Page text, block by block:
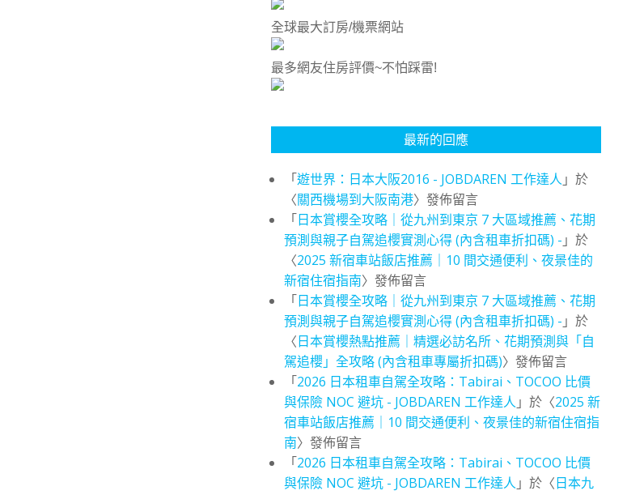
全球最大訂房/機票網站
最多網友住房評價~不怕踩雷!
最新的回應
「遊世界：日本大阪2016 - JOBDAREN 工作達人 」於
〈關西機場到大阪南港〉發佈留言
「日本賞櫻全攻略｜從九州到東京 7 大區域推薦、花期
預測與親子自駕追櫻實測心得 (內含租車折扣碼) - 」於
〈2025 新宿車站飯店推薦｜10 間交通便利、夜景佳的
新宿住宿指南〉發佈留言
「日本賞櫻全攻略｜從九州到東京 7 大區域推薦、花期
預測與親子自駕追櫻實測心得 (內含租車折扣碼) - 」於
〈日本賞櫻熱點推薦｜精選必訪名所、花期預測與「自
駕追櫻」全攻略 (內含租車專屬折扣碼)〉發佈留言
「2026 日本租車自駕全攻略：Tabirai、TOCOO 比價
與保險 NOC 避坑 - JOBDAREN 工作達人 」於〈2025 新
宿車站飯店推薦｜10 間交通便利、夜景佳的新宿住宿指
南〉發佈留言
「2026 日本租車自駕全攻略：Tabirai、TOCOO 比價
與保險 NOC 避坑 - JOBDAREN 工作達人 」於〈日本九